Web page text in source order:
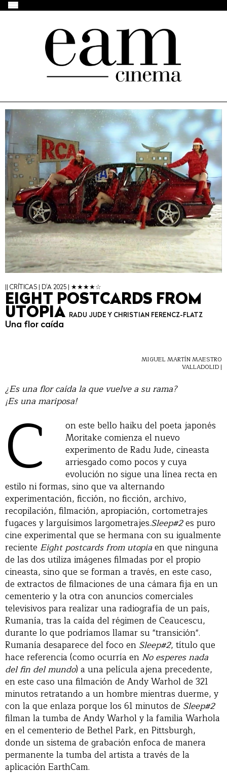
|| CRÍTICAS | D'A 2025 | ★★★★☆
EIGHT POSTCARDS FROM
UTOPIA
RADU JUDE Y CHRISTIAN FERENCZ-FLATZ
Una flor caída
MIGUEL MARTÍN MAESTRO
VALLADOLID |
¿Es una flor caída la que vuelve a su rama?
¡Es una mariposa!
C
on este bello haiku del poeta japonés
Moritake comienza el nuevo
experimento de Radu Jude, cineasta
arriesgado como pocos y cuya
evolución no sigue una línea recta en
estilo ni formas, sino que va alternando
experimentación, ficción, no ficción, archivo,
recopilación, filmación, apropiación, cortometrajes
fugaces y larguísimos largometrajes.Sleep#2es puro
cine experimental que se hermana con su igualmente
reciente Eight postcards from utopiaen que ninguna
de las dos utiliza imágenes filmadas por el propio
cineasta, sino que se forman a través, en este caso,
de extractos de filmaciones de una cámara fija en un
cementerio y la otra con anuncios comerciales
televisivos para realizar una radiografía de un país,
Rumanía, tras la caída del régimen de Ceaucescu,
durante lo que podríamos llamar su "transición".
Rumanía desaparece del foco en Sleep#2, título que
hace referencia (como ocurría en No esperes nada
del fin del mundo) a una película ajena precedente,
en este caso una filmación de Andy Warhol de 321
minutos retratando a un hombre mientras duerme, y
con la que enlaza porque los 61 minutos de Sleep#2
filman la tumba de Andy Warhol y la familia Warhola
en el cementerio de Bethel Park, en Pittsburgh,
donde un sistema de grabación enfoca de manera
permanente la tumba del artista a través de la
aplicación EarthCam.